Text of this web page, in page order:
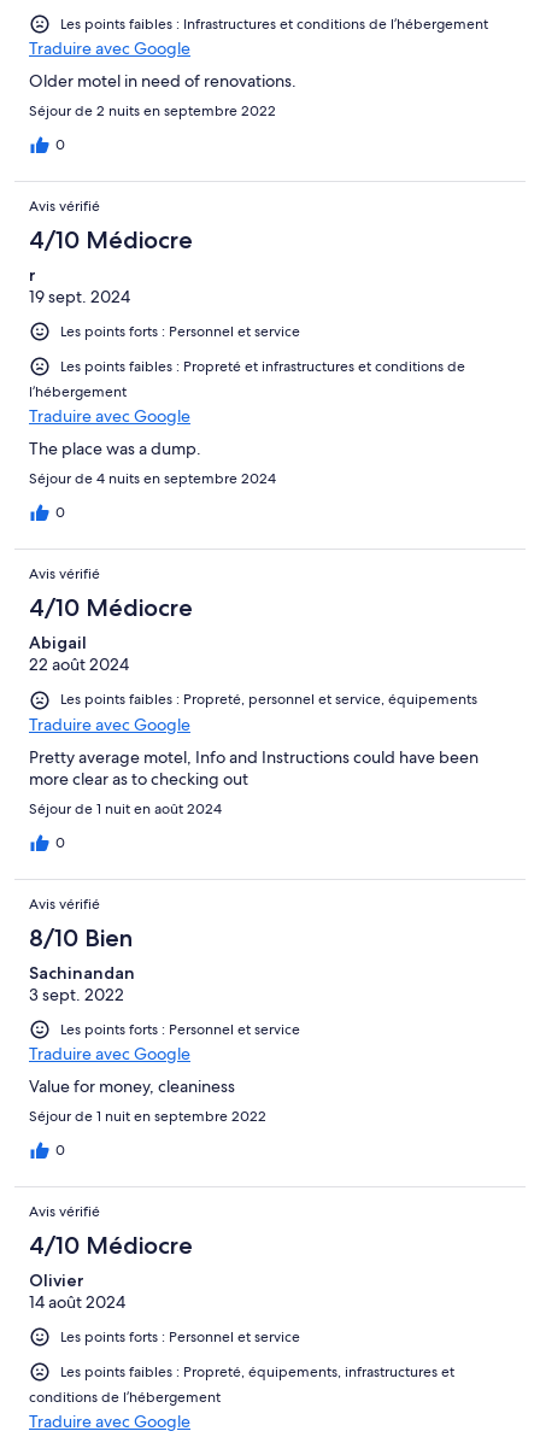
Les points faibles : Infrastructures et conditions de l’hébergement
Traduire avec Google
Older motel in need of renovations.
Séjour de 2 nuits en septembre 2022
0
Avis vérifié
4/10 Médiocre
r
19 sept. 2024
Les points forts : Personnel et service
Les points faibles : Propreté et infrastructures et conditions de
l’hébergement
Traduire avec Google
The place was a dump.
Séjour de 4 nuits en septembre 2024
0
Avis vérifié
4/10 Médiocre
Abigail
22 août 2024
Les points faibles : Propreté, personnel et service, équipements
Traduire avec Google
Pretty average motel, Info and Instructions could have been
more clear as to checking out
Séjour de 1 nuit en août 2024
0
Avis vérifié
8/10 Bien
Sachinandan
3 sept. 2022
Les points forts : Personnel et service
Traduire avec Google
Value for money, cleaniness
Séjour de 1 nuit en septembre 2022
0
Avis vérifié
4/10 Médiocre
Olivier
14 août 2024
Les points forts : Personnel et service
Les points faibles : Propreté, équipements, infrastructures et
conditions de l’hébergement
Traduire avec Google